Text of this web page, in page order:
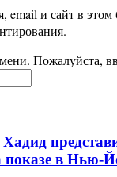
email и сайт в этом
Пожалуйста,
показе в Нью-